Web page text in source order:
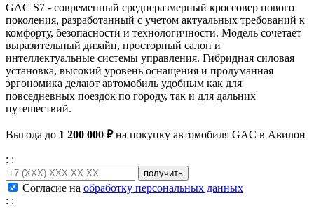
GAC S7 - современный среднеразмерный кроссовер нового
поколения, разработанный с учетом актуальных требований к
комфорту, безопасности и технологичности. Модель сочетает
выразительный дизайн, просторный салон и
интеллектуальные системы управления. Гибридная силовая
установка, высокий уровень оснащения и продуманная
эргономика делают автомобиль удобным как для
повседневных поездок по городу, так и для дальних
путешествий.
Выгода до 1 200 000 ₽на покупку автомобиля GAC в Авилон
: :
получить
Согласие на обработку персональных данных
: :